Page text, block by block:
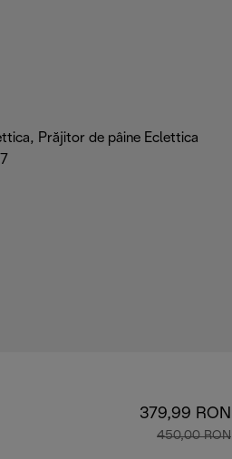
379,99 RON
450,00 RON